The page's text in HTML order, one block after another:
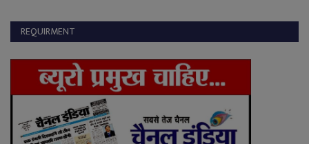
REQUIRMENT